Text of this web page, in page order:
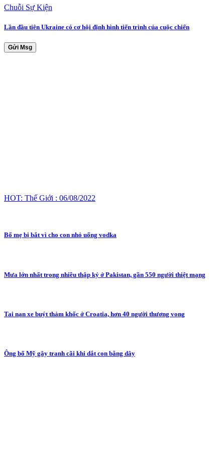
Chuỗi Sự Kiện
Lần đầu tiên Ukraine có cơ hội định hình tiến trình của cuộc chiến
Gửi Msg
HOT: Thế Giới : 06/08/2022
Bố mẹ bị bắt vì cho con nhỏ uống vodka
Mưa lớn nhất trong nhiều thập kỷ ở Pakistan, gần 550 người thiệt mạng
Tai nạn xe buýt thảm khốc ở Croatia, hơn 40 người thương vong
Ông bố Mỹ gây tranh cãi khi dắt con bằng dây